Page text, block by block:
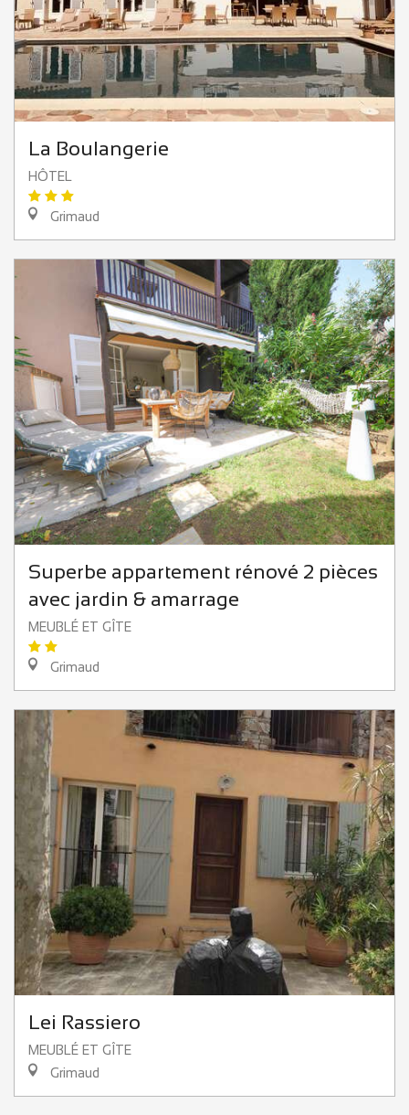
La Boulangerie
HÔTEL
Grimaud
Superbe appartement rénové 2 pièces
avec jardin & amarrage
MEUBLÉ ET GÎTE
Grimaud
Lei Rassiero
MEUBLÉ ET GÎTE
Grimaud